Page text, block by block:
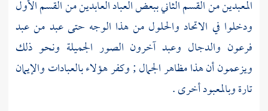
المعبدين من القسم الثاني ببعض العباد العابدين من القسم الأول
ودخلوا في الاتحاد والحلول من هذا الوجه حتى عبد من عبد
فرعون والدجال وعبد آخرون الصور الجميلة ونحو ذلك
ويزعمون أن هذا مظاهر الجمال ; وكفر هؤلاء بالعبادات والإيمان
تارة وبالمعبود أخرى .